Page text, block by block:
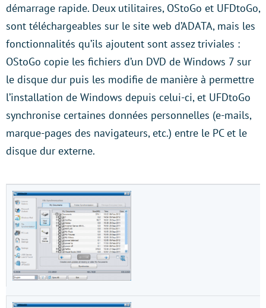
démarrage rapide. Deux utilitaires, OStoGo et UFDtoGo,
sont téléchargeables sur le site web d’ADATA, mais les
fonctionnalités qu’ils ajoutent sont assez triviales :
OStoGo copie les fichiers d’un DVD de Windows 7 sur
le disque dur puis les modifie de manière à permettre
l’installation de Windows depuis celui-ci, et UFDtoGo
synchronise certaines données personnelles (e-mails,
marque-pages des navigateurs, etc.) entre le PC et le
disque dur externe.